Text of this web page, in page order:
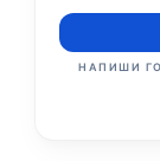
НАПИШИ